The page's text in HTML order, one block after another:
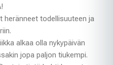
todellisuuteen ja
alkaa olla nykypäivän
jopa paljon tiukempi.